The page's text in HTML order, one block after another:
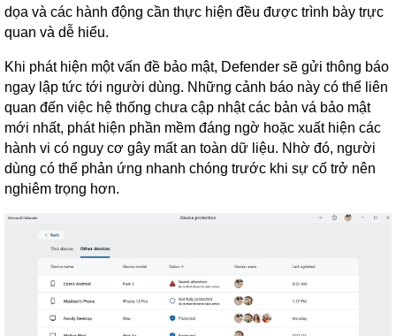
dọa và các hành động cần thực hiện đều được trình bày trực
quan và dễ hiểu.
Khi phát hiện một vấn đề bảo mật, Defender sẽ gửi thông báo
ngay lập tức tới người dùng. Những cảnh báo này có thể liên
quan đến việc hệ thống chưa cập nhật các bản vá bảo mật
mới nhất, phát hiện phần mềm đáng ngờ hoặc xuất hiện các
hành vi có nguy cơ gây mất an toàn dữ liệu. Nhờ đó, người
dùng có thể phản ứng nhanh chóng trước khi sự cố trở nên
nghiêm trọng hơn.